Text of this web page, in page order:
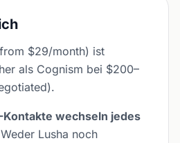
$29/month) ist
als Cognism bei $200–
Kontakte wechseln jedes
Weder Lusha noch